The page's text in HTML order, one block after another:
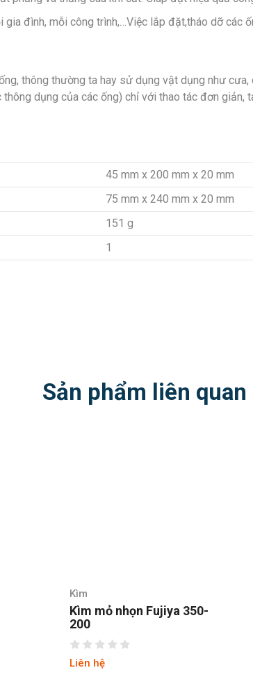
gia đình, mỗi công trình,…Việc lắp đặt,tháo dỡ
thông thường ta hay sử dụng vật dụng như
dụng của các ống) chỉ với thao tác đơn
45 mm x 200 mm x 20 mm
75 mm x 240 mm x 20 mm
151 g
1
Sản phẩm liên quan
Kìm
KÌM MỎ NHỌN FUJIYA
380-170
Liên hệ